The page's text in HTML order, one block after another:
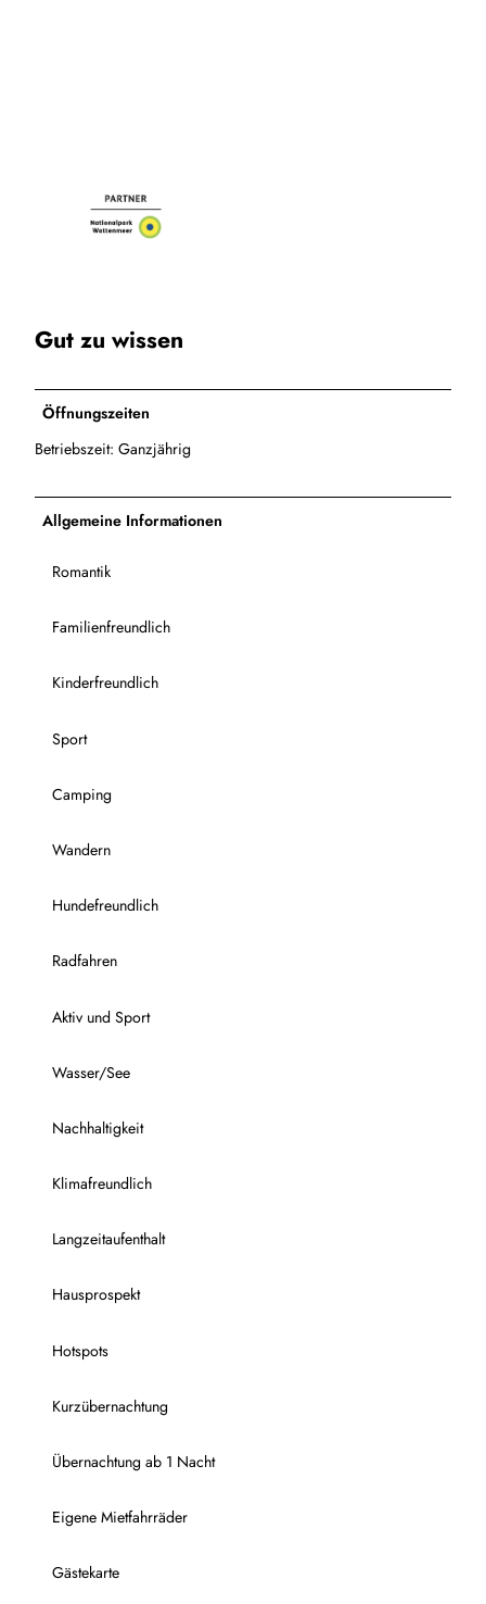
Gut zu wissen
Öffnungszeiten
Betriebszeit: Ganzjährig
Allgemeine Informationen
Romantik
Familienfreundlich
Kinderfreundlich
Sport
Camping
Wandern
Hundefreundlich
Radfahren
Aktiv und Sport
Wasser/See
Nachhaltigkeit
Klimafreundlich
Langzeitaufenthalt
Hausprospekt
Hotspots
Kurzübernachtung
Übernachtung ab 1 Nacht
Eigene Mietfahrräder
Gästekarte